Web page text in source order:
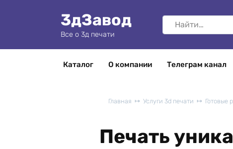
3дЗавод
Все о 3д печати
Search
for:
Каталог О компании Телеграм канал
Главная Услуги 3d печати Готовые
Печать